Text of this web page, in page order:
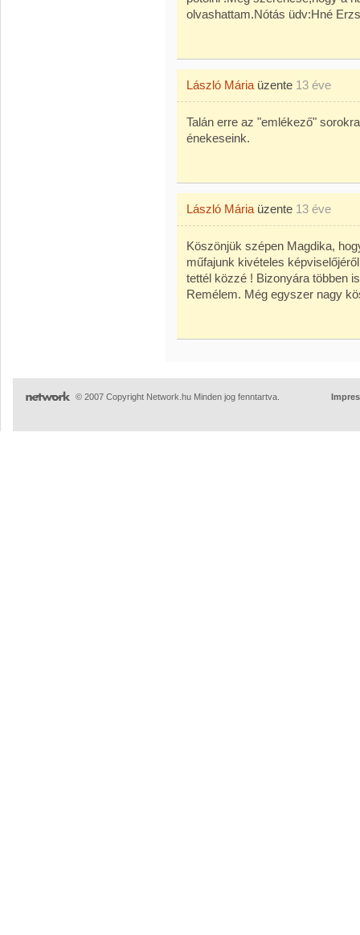
olvashattam.Nótás üdv:Hné
László Mária üzente 13 éve
Talán erre az "emlékező"
énekeseink.
László Mária üzente 13 éve
Köszönjük szépen Magdika,
műfajunk kivételes
tettél közzé ! Bizonyára többen
Remélem. Még egyszer nagy
© 2007 Copyright Network.hu Minden jog fenntartva.